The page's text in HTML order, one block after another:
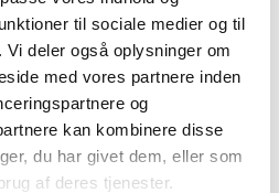
til sociale medier og til
deler også oplysninger om
med vores partnere inden
og
kan kombinere disse
du har givet dem, eller som
af deres tjenester.